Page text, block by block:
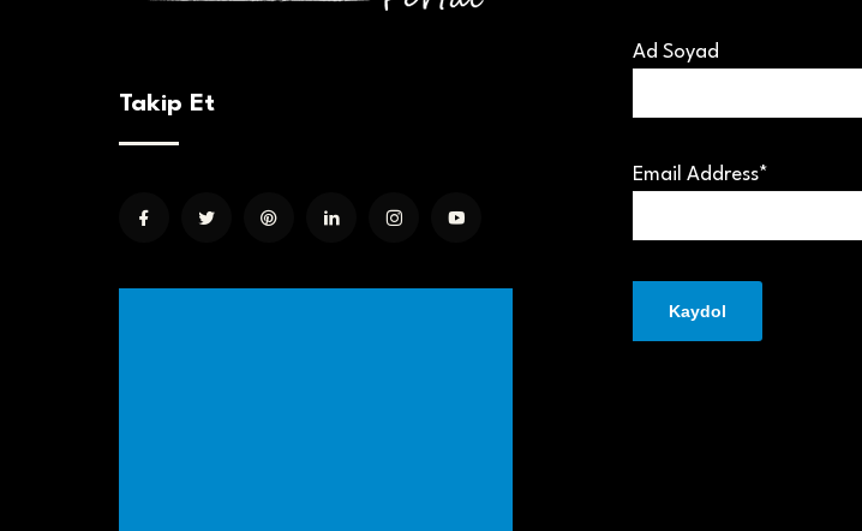
Takip Et
Ad Soyad
Email Address*